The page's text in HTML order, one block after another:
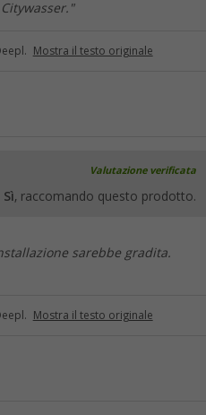
Mostra il testo originale
Valutazione verificata
Sì, raccomando questo prodotto.
sarebbe gradita.
Mostra il testo originale